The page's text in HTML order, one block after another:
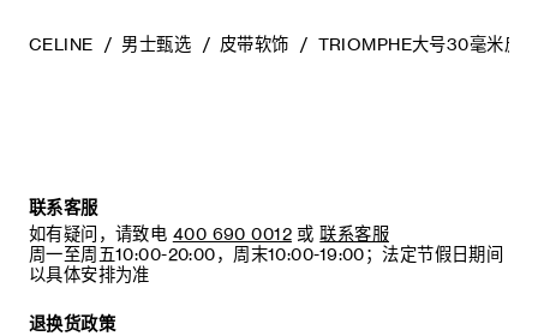
CELINE 男士甄选 皮带软饰 TRIOMPHE大号30毫米皮带
联系客服
如有疑问，请致电 400 690 0012 或 联系客服
周一至周五10:00-20:00，周末10:00-19:00；法定节假日期间
以具体安排为准
退换货政策